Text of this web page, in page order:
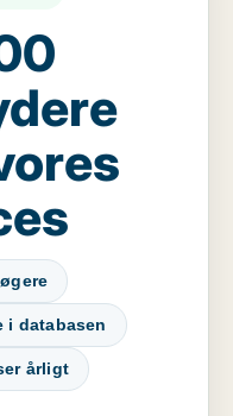
i databasen
årligt